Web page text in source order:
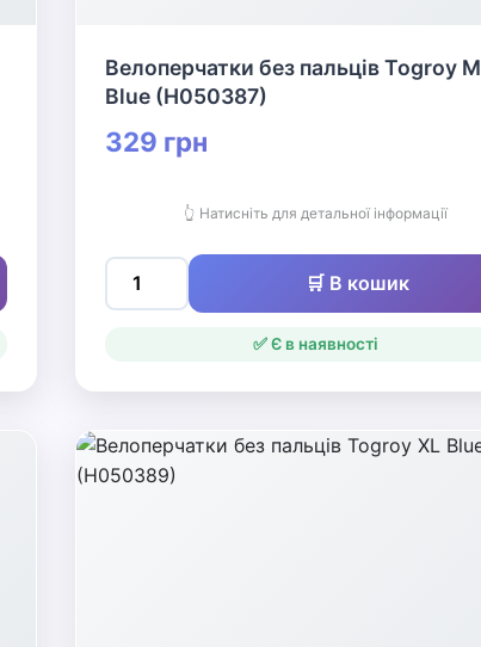
Велоперчатки без пальців Togroy M
Blue (H050387)
329 грн
👆 Натисніть для детальної інформації
🛒 В кошик
✅ Є в наявності